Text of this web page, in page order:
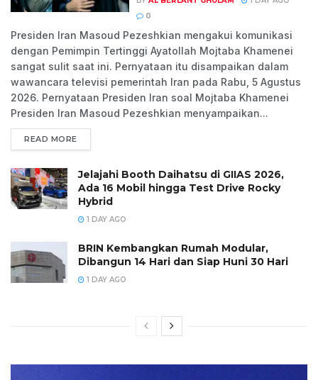
0
Presiden Iran Masoud Pezeshkian mengakui komunikasi
dengan Pemimpin Tertinggi Ayatollah Mojtaba Khamenei
sangat sulit saat ini. Pernyataan itu disampaikan dalam
wawancara televisi pemerintah Iran pada Rabu, 5 Agustus
2026. Pernyataan Presiden Iran soal Mojtaba Khamenei
Presiden Iran Masoud Pezeshkian menyampaikan...
READ MORE
Jelajahi Booth Daihatsu di GIIAS 2026,
Ada 16 Mobil hingga Test Drive Rocky
Hybrid
1 DAY AGO
BRIN Kembangkan Rumah Modular,
Dibangun 14 Hari dan Siap Huni 30 Hari
1 DAY AGO